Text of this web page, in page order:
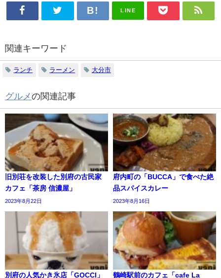
LINE
関連キーワード
ランチ ラーメン 大分市
グルメの関連記事
旧別荘を改装した別府の古民家
カフェ「茶房 信濃屋」
2023年8月22日
府内町の「BUCCA」で食べた絶
品スパイスカレー
2023年8月16日
別府の人気かき氷店「GOCCI」 鶴崎駅前のカフェ「cafe La